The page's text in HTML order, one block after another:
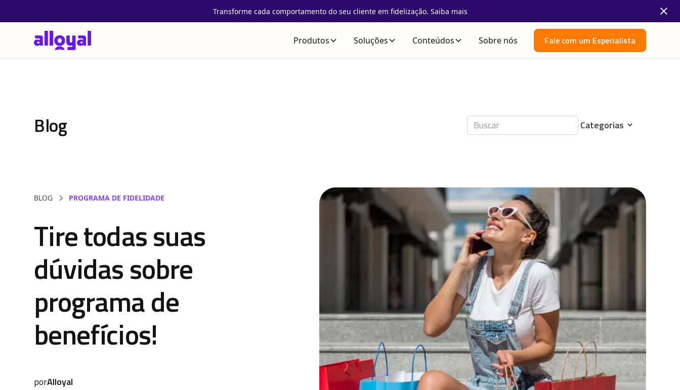
Transforme cada comportamento do seu cliente em fidelização. Saiba mais
Produtos Soluções Conteúdos Sobre nós Fale com um Especialista
Blog
BLOG PROGRAMA DE FIDELIDADE
Tire todas suas
dúvidas sobre
programa de
benefícios!
porAlloyal